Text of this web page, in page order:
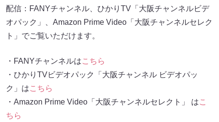
配信：FANYチャンネル、ひかりTV「大阪チャンネルビデ
オパック」、Amazon Prime Video「大阪チャンネルセレク
ト」でご覧いただけます。
・FANYチャンネルはこちら
・ひかりTVビデオパック「大阪チャンネル ビデオパッ
ク」はこちら
・Amazon Prime Video「大阪チャンネルセレクト」 はこ
ちら